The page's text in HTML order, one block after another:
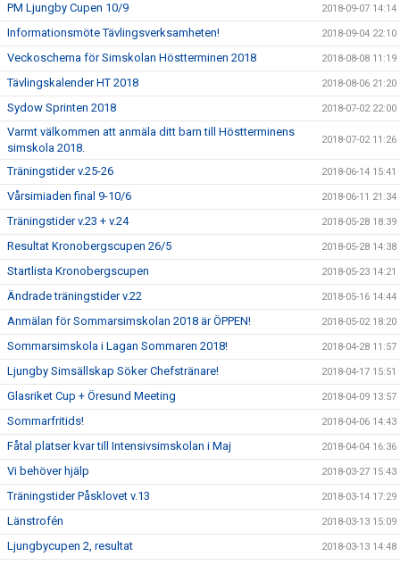
PM Ljungby Cupen 10/9 2018-09-07 14:14
Informationsmöte Tävlingsverksamheten! 2018-09-04 22:10
Veckoschema för Simskolan Höstterminen 2018 2018-08-08 11:19
Tävlingskalender HT 2018 2018-08-06 21:20
Sydow Sprinten 2018 2018-07-02 22:00
Varmt välkommen att anmäla ditt barn till Höstterminens
simskola 2018.
2018-07-02 11:26
Träningstider v.25-26 2018-06-14 15:41
Vårsimiaden final 9-10/6 2018-06-11 21:34
Träningstider v.23 + v.24 2018-05-28 18:39
Resultat Kronobergscupen 26/5 2018-05-28 14:38
Startlista Kronobergscupen 2018-05-23 14:21
Ändrade träningstider v.22 2018-05-16 14:44
Anmälan för Sommarsimskolan 2018 är ÖPPEN! 2018-05-02 18:20
Sommarsimskola i Lagan Sommaren 2018! 2018-04-28 11:57
Ljungby Simsällskap Söker Chefstränare! 2018-04-17 15:51
Glasriket Cup + Öresund Meeting 2018-04-09 13:57
Sommarfritids! 2018-04-06 14:43
Fåtal platser kvar till Intensivsimskolan i Maj 2018-04-04 16:36
Vi behöver hjälp 2018-03-27 15:43
Träningstider Påsklovet v.13 2018-03-14 17:29
Länstrofén 2018-03-13 15:09
Ljungbycupen 2, resultat 2018-03-13 14:48